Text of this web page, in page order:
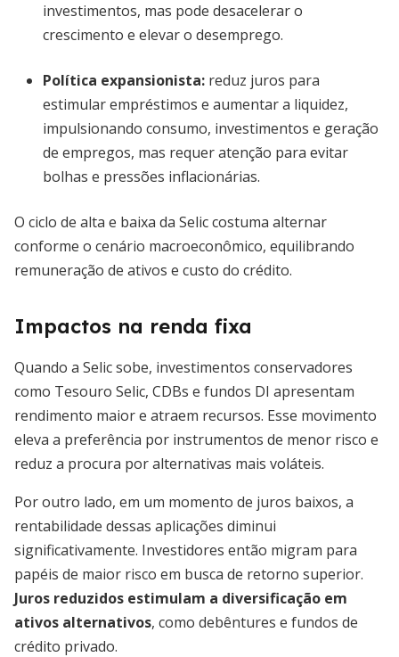
investimentos, mas pode desacelerar o
crescimento e elevar o desemprego.
Política expansionista: reduz juros para
estimular empréstimos e aumentar a liquidez,
impulsionando consumo, investimentos e geração
de empregos, mas requer atenção para evitar
bolhas e pressões inflacionárias.
O ciclo de alta e baixa da Selic costuma alternar
conforme o cenário macroeconômico, equilibrando
remuneração de ativos e custo do crédito.
Impactos na renda fixa
Quando a Selic sobe, investimentos conservadores
como Tesouro Selic, CDBs e fundos DI apresentam
rendimento maior e atraem recursos. Esse movimento
eleva a preferência por instrumentos de menor risco e
reduz a procura por alternativas mais voláteis.
Por outro lado, em um momento de juros baixos, a
rentabilidade dessas aplicações diminui
significativamente. Investidores então migram para
papéis de maior risco em busca de retorno superior.
Juros reduzidos estimulam a diversificação em
ativos alternativos, como debêntures e fundos de
crédito privado.